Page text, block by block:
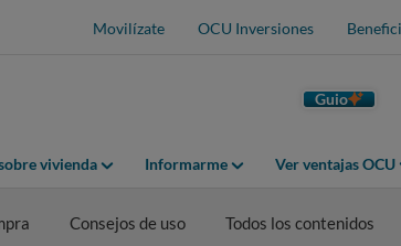
Movilízate OCU Inversiones
Guio
vivienda Informarme Ver ventajas OCU
Consejos de uso Todos los contenidos